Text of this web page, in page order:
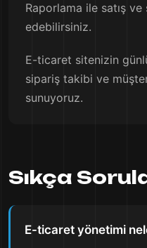
Raporlama ile satış ve
edebilirsiniz.
E-ticaret sitenizin
sipariş takibi ve
sunuyoruz.
Sıkça
E-ticaret yönetimi